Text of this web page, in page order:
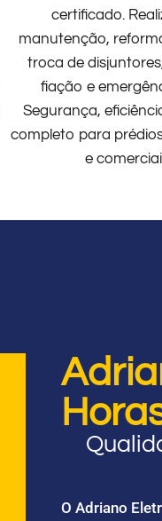
certificado.
manutenção,
troca de
fiação e
Segurança,
completo para
e
O Adriano